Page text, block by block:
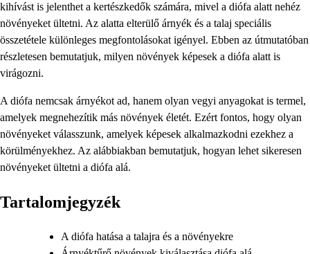
kihívást is jelenthet a kertészkedők számára, mivel a diófa alatt nehéz
növényeket ültetni. Az alatta elterülő árnyék és a talaj speciális
összetétele különleges megfontolásokat igényel. Ebben az útmutatóban
részletesen bemutatjuk, milyen növények képesek a diófa alatt is
virágozni.
A diófa nemcsak árnyékot ad, hanem olyan vegyi anyagokat is termel,
amelyek megnehezítik más növények életét. Ezért fontos, hogy olyan
növényeket válasszunk, amelyek képesek alkalmazkodni ezekhez a
körülményekhez. Az alábbiakban bemutatjuk, hogyan lehet sikeresen
növényeket ültetni a diófa alá.
Tartalomjegyzék
A diófa hatása a talajra és a növényekre